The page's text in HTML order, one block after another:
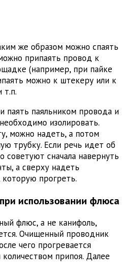
же образом можно спаять
припаять провод к
(например, при пайке
можно к штекеру или к
т.п.
паять паяльником провода и
изолировать.
можно надеть, а потом
трубку. Если речь идет об
советуют сначала навернуть
а сверху надеть
прогреть.
использовании флюса
флюс, а не канифоль,
Очищенный проводник
чего прогревается
припоя. Далее